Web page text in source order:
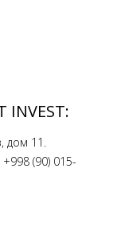
дом 11.
(90) 015-